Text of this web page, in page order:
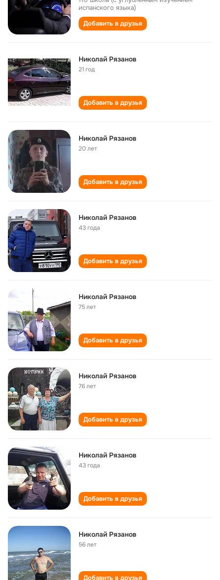
испанского языка)
Добавить в друзья
Николай Рязанов
21 год
Добавить в друзья
Николай Рязанов
20 лет
Добавить в друзья
Николай Рязанов
43 года
Добавить в друзья
Николай Рязанов
75 лет
Добавить в друзья
Николай Рязанов
76 лет
Добавить в друзья
Николай Рязанов
43 года
Добавить в друзья
Николай Рязанов
56 лет
Добавить в друзья